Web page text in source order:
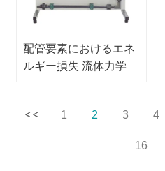
配管要素におけるエネ
ルギー損失 流体力学
1 2 3 4
16